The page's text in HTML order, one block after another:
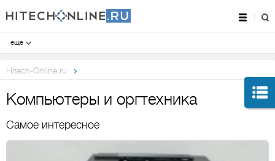
еще
Hitech-Online.ru
Компьютеры и оргтехника
Самое интересное